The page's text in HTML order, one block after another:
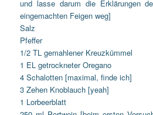
und lasse darum die Erklärungen
eingemachten Feigen weg]
Salz
Pfeffer
1/2 TL gemahlener Kreuzkümmel
1 EL getrockneter Oregano
4 Schalotten [maximal, finde ich]
3 Zehen Knoblauch [yeah]
1 Lorbeerblatt